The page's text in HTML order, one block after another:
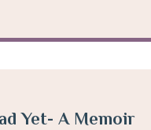
Yet- A Memoir